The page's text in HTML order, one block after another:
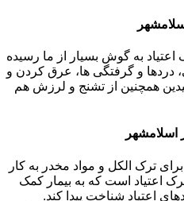
به گوش بسیار از ما رسیده
دردها و گرفتگی ها، عرق کردن و
همچنین از تشنج و لرزش هم
ترک الکل و مواد مخدر به کار
اعتیاد است که به بیمار کمک
اعتیاد شناخت پیدا کند.